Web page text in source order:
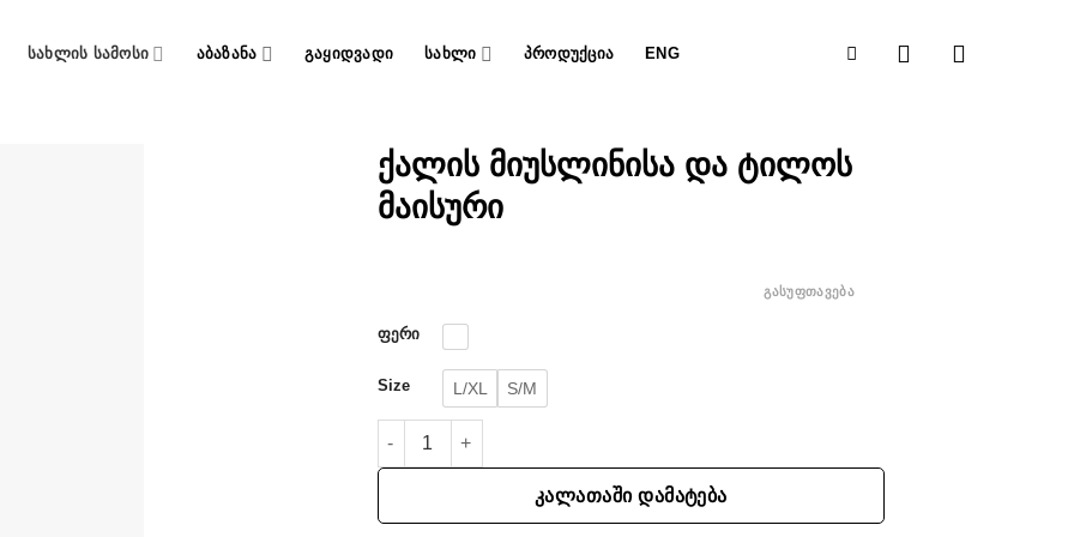
ᲡᲐᲮᲚᲘᲡ ᲡᲐᲛᲝᲡᲘ ᲐᲑᲐᲖᲐᲜᲐ ᲒᲐᲧᲘᲓᲕᲐᲓᲘ ᲡᲐᲮᲚᲘ ᲞᲠᲝᲓᲣᲥᲪᲘᲐ ENG
ქალის მიუსლინისა და ტილოს
მაისური
ფერი
Size L/XL S/M
ᲒᲐᲡᲣᲤᲗᲐᲕᲔᲑᲐ
რაოდენობა: ქალის მიუსლინისა და ტილოს მაისური
ᲙᲐᲚᲐᲗᲐᲨᲘ ᲓᲐᲛᲐᲢᲔᲑᲐ